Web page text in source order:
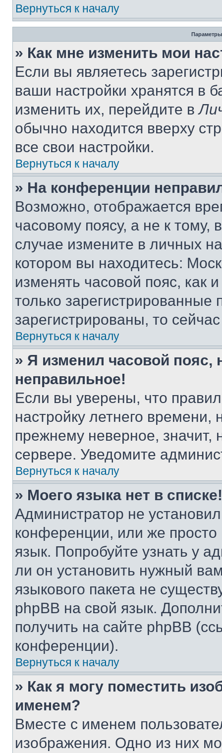
Вернуться к началу
Параметры
» Как мне изменить мои
Если вы являетесь
ваши настройки хранятся в
изменить их, перейдите в
обычно находится вверху
все свои настройки.
Вернуться к началу
» На конференции
Возможно, отображается
часовому поясу, а не к тому,
случае измените в личных
котором вы находитесь:
изменять часовой пояс, как
только
зарегистрированы, то
Вернуться к началу
» Я изменил часовой пояс,
неправильное!
Если вы уверены, что
настройку летнего
прежнему неверное, значит,
сервере. Уведомите
Вернуться к началу
» Моего языка нет в списке!
Администратор не
конференции, или же
язык. Попробуйте узнать у
ли он установить нужный
языкового пакета не
phpBB на свой язык.
получить на сайте phpBB
конференции).
Вернуться к началу
» Как я могу поместить
именем?
Вместе с именем
изображения. Одно из них